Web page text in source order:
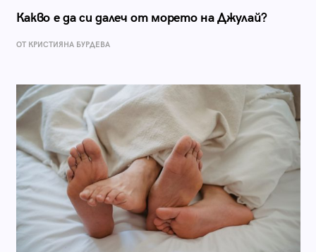
Какво е да си далеч от морето на Джулай?
ОТ КРИСТИЯНА БУРДЕВА